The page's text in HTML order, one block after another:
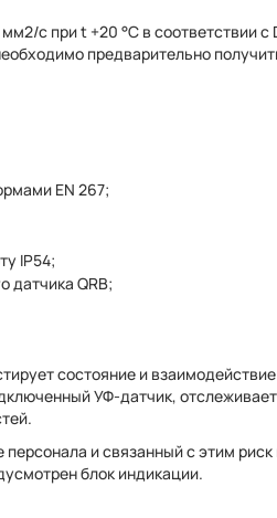
с при t +20 °C в соответствии с
предварительно
EN 267;
IP54;
датчика QRB;
состояние и
УФ-датчик,
и связанный с этим
блок индикации.